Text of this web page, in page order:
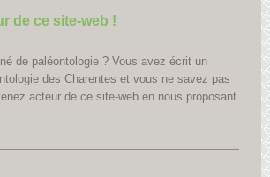
de ce site-web !
de paléontologie ? Vous avez écrit un
des Charentes et vous ne savez pas
acteur de ce site-web en nous proposant